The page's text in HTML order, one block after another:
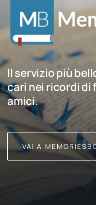
Il servizio più
cari nei ricordi di
amici.
VAI A